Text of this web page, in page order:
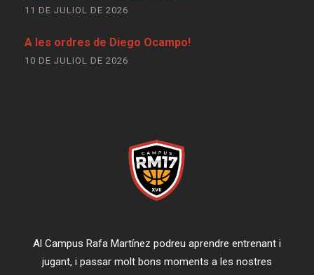
11 DE JULIOL DE 2026
A les ordres de Diego Ocampo!
10 DE JULIOL DE 2026
Al Campus Rafa Martínez podreu aprendre entrenant i
jugant, i passar molt bons moments a les nostres